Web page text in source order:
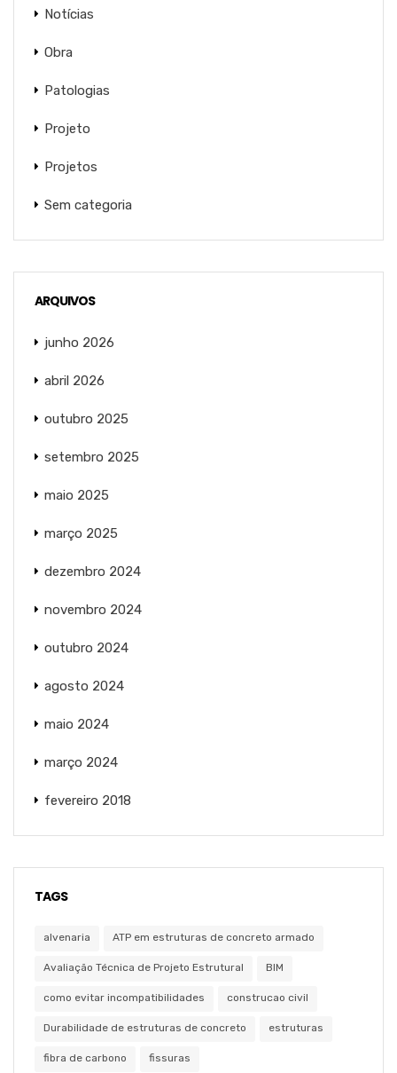
Notícias
Obra
Patologias
Projeto
Projetos
Sem categoria
ARQUIVOS
junho 2026
abril 2026
outubro 2025
setembro 2025
maio 2025
março 2025
dezembro 2024
novembro 2024
outubro 2024
agosto 2024
maio 2024
março 2024
fevereiro 2018
TAGS
alvenaria ATP em estruturas de concreto armado
Avaliação Técnica de Projeto Estrutural BIM
como evitar incompatibilidades construcao civil
Durabilidade de estruturas de concreto estruturas
fibra de carbono fissuras